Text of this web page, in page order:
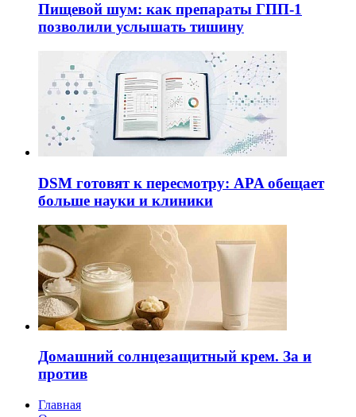
Пищевой шум: как препараты ГПП-1
позволили услышать тишину
DSM готовят к пересмотру: APA обещает
больше науки и клиники
Домашний солнцезащитный крем. За и
против
Главная